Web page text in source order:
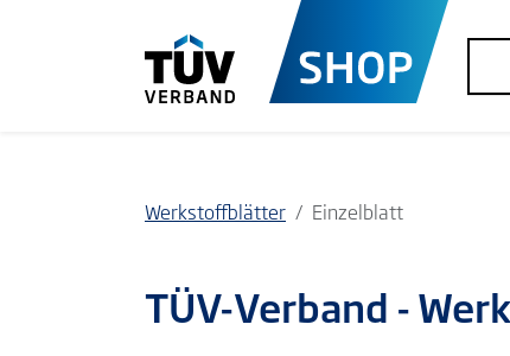
Werkstoffblätter Einzelblatt
TÜV-Verband -